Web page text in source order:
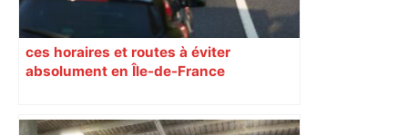
ces horaires et routes à éviter
absolument en Île-de-France